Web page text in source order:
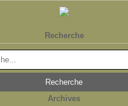
Recherche
Archives